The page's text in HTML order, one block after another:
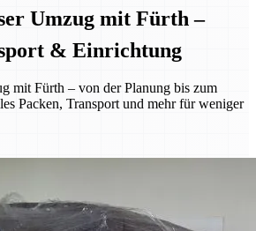
Umzug mit Fürth –
& Einrichtung
mit Fürth – von der Planung bis zum
Packen, Transport und mehr für weniger